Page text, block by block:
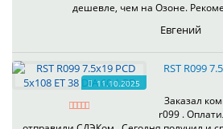
дешевле, чем на Озоне.
Евгений
11.10.2025
RST R099
Заказал
r099 .